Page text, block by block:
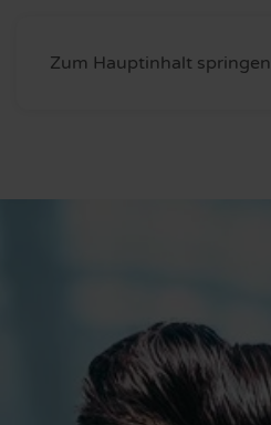
Zum Hauptinhalt springen